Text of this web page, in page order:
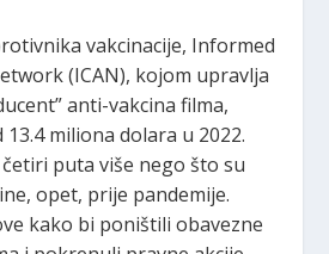
vakcinacije, Informed
(ICAN), kojom upravlja
anti-vakcina filma,
miliona dolara u 2022.
puta više nego što su
opet, prije pandemije.
kako bi poništili obavezne